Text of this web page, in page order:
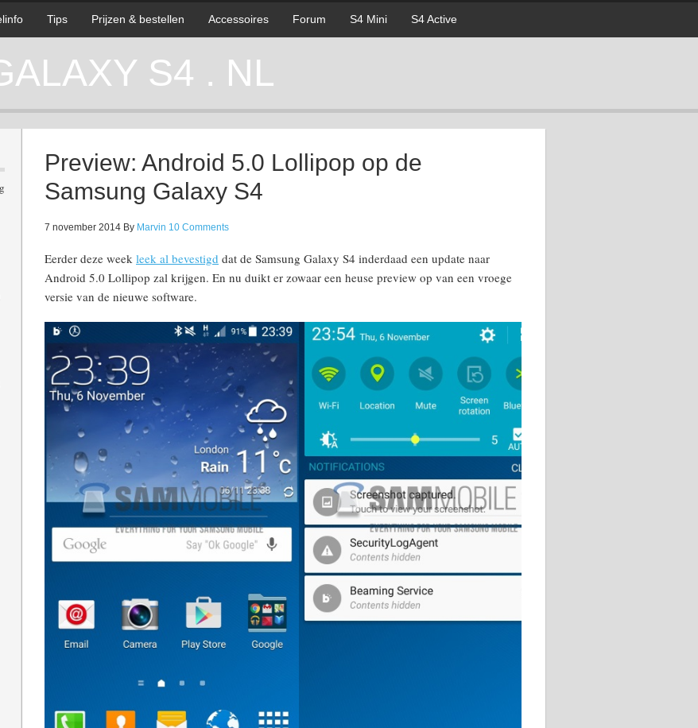
Tips Prijzen & bestellen Accessoires Forum S4 Mini S4 Active
S4 . NL
Preview: Android 5.0 Lollipop op de
Samsung Galaxy S4
7 november 2014 By Marvin 10 Comments
Eerder deze week leek al bevestigd dat de Samsung Galaxy S4 inderdaad een update naar
Android 5.0 Lollipop zal krijgen. En nu duikt er zowaar een heuse preview op van een vroege
versie van de nieuwe software.